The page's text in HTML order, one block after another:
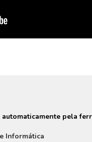
automaticamente pela
Informática